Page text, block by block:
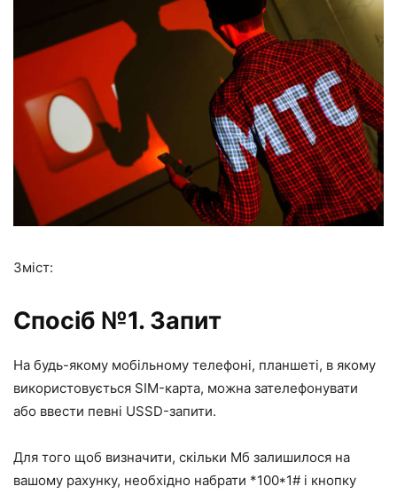
Зміст:
Спосіб №1. Запит
На будь-якому мобільному телефоні, планшеті, в якому
використовується SIM-карта, можна зателефонувати
або ввести певні USSD-запити.
Для того щоб визначити, скільки Мб залишилося на
вашому рахунку, необхідно набрати *100*1#і кнопку